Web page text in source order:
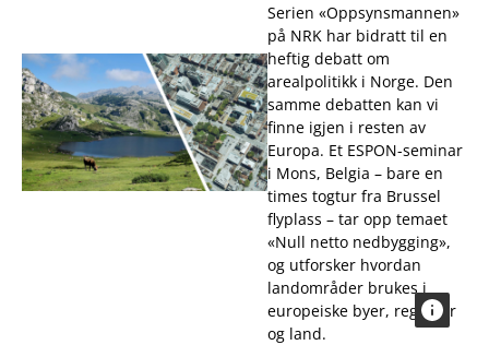
Serien «Oppsynsmannen»
på NRK har bidratt til en
heftig debatt om
arealpolitikk i Norge. Den
samme debatten kan vi
finne igjen i resten av
Europa. Et ESPON-seminar
i Mons, Belgia – bare en
times togtur fra Brussel
flyplass – tar opp temaet
«Null netto nedbygging»,
og utforsker hvordan
landområder brukes i
europeiske byer, regioner
og land.